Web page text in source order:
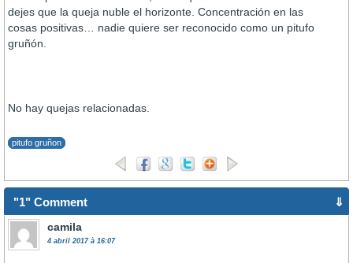
dejes que la queja nuble el horizonte. Concentración en las
cosas positivas… nadie quiere ser reconocido como un pitufo
gruñón.
No hay quejas relacionadas.
pitufo gruñon
"1" Comment ⇓
camila
4 abril 2017 à 16:07